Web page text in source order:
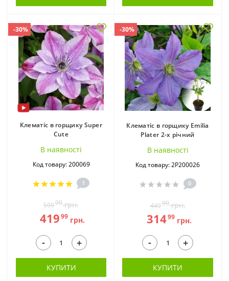
-30%
Клематіс в горщику Super
Cute
В наявностi
Код товару: 200069
1
59999грн.
41999 грн.
- +
КУПИТИ
-30%
Клематіс в горщику Emilia
Plater 2-х річний
В наявностi
Код товару: 2Р200026
0
44999грн.
31499грн.
- +
КУПИТИ